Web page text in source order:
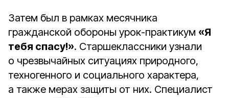
Затем был в рамках месячника
гражданской обороны урок-практикум «Я
тебя спасу!». Старшеклассники узнали
о чрезвычайных ситуациях природного,
техногенного и социального характера,
а также мерах защиты от них. Специалист